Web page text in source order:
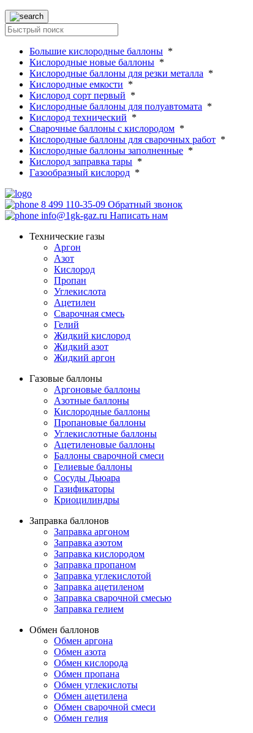
Большие кислородные баллоны *
Кислородные новые баллоны *
Кислородные баллоны для резки металла *
Кислородные емкости *
Кислород сорт первый *
Кислородные баллоны для полуавтомата *
Кислород технический *
Сварочные баллоны с кислородом *
Кислородные баллоны для сварочных работ *
Кислородные баллоны заполненные *
Кислород заправка тары *
Газообразный кислород *
8 499 110-35-09 Обратный звонок
info@1gk-gaz.ru Написать нам
Технические газы
Аргон
Азот
Кислород
Пропан
Углекислота
Ацетилен
Сварочная смесь
Гелий
Жидкий кислород
Жидкий азот
Жидкий аргон
Газовые баллоны
Аргоновые баллоны
Азотные баллоны
Кислородные баллоны
Пропановые баллоны
Углекислотные баллоны
Ацетиленовые баллоны
Баллоны сварочной смеси
Гелиевые баллоны
Сосуды Дьюара
Газификаторы
Криоцилиндры
Заправка баллонов
Заправка аргоном
Заправка азотом
Заправка кислородом
Заправка пропаном
Заправка углекислотой
Заправка ацетиленом
Заправка сварочной смесью
Заправка гелием
Обмен баллонов
Обмен аргона
Обмен азота
Обмен кислорода
Обмен пропана
Обмен углекислоты
Обмен ацетилена
Обмен сварочной смеси
Обмен гелия